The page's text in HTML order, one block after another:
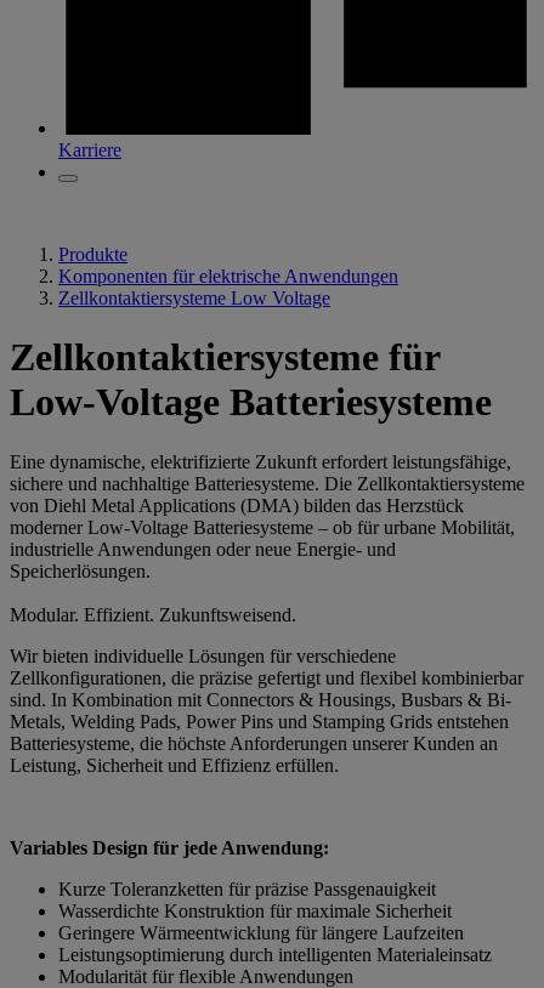
Karriere
Produkte
Komponenten für elektrische Anwendungen
Zellkontaktiersysteme Low Voltage
Zellkontaktiersysteme für
Low-Voltage Batteriesysteme
Eine dynamische, elektrifizierte Zukunft erfordert leistungsfähige,
sichere und nachhaltige Batteriesysteme. Die Zellkontaktiersysteme
von Diehl Metal Applications (DMA) bilden das Herzstück
moderner Low-Voltage Batteriesysteme – ob für urbane Mobilität,
industrielle Anwendungen oder neue Energie- und
Speicherlösungen.
Modular. Effizient. Zukunftsweisend.
Wir bieten individuelle Lösungen für verschiedene
Zellkonfigurationen, die präzise gefertigt und flexibel kombinierbar
sind. In Kombination mit Connectors & Housings, Busbars & Bi-
Metals, Welding Pads, Power Pins und Stamping Grids entstehen
Batteriesysteme, die höchste Anforderungen unserer Kunden an
Leistung, Sicherheit und Effizienz erfüllen.
Variables Design für jede Anwendung:
Kurze Toleranzketten für präzise Passgenauigkeit
Wasserdichte Konstruktion für maximale Sicherheit
Geringere Wärmeentwicklung für längere Laufzeiten
Leistungsoptimierung durch intelligenten Materialeinsatz
Modularität für flexible Anwendungen